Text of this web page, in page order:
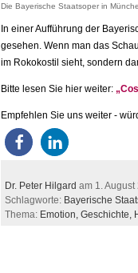
Die Bayerische Staatsoper in
In einer Aufführung der
gesehen. Wenn man das
im Rokokostil sieht, sondern
Bitte lesen Sie hier weiter:
Empfehlen Sie uns weiter -
Dr. Peter Hilgard am 1. August
Schlagworte: Bayerische
Thema: Emotion, Geschichte,